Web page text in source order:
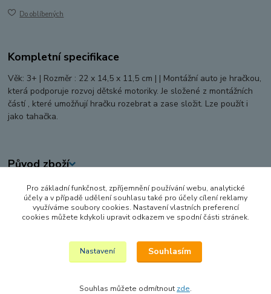
Do oblíbených
Kompletní specifikace
Věk: 3+ | Rozměr : 22 x 14,5 x 11,5 cm | | Montážní auto je hračkou,
která podporuje rozvoj dětské motoriky. Je složené z montážních
částí , které umožňují hračku rozebrat a zase složit. Lze použít i
jako tahačka.
Původ zboží
Zboží zařazeno v kategoriích
STAVEBNICE
Pro základní funkčnost, zpříjemnění používání webu, analytické
účely a v případě udělení souhlasu také pro účely cílení reklamy
využíváme soubory cookies. Nastavení vlastních preferencí
cookies můžete kdykoli upravit odkazem ve spodní části stránek.
Nastavení Souhlasím
Souhlas můžete odmítnout zde.